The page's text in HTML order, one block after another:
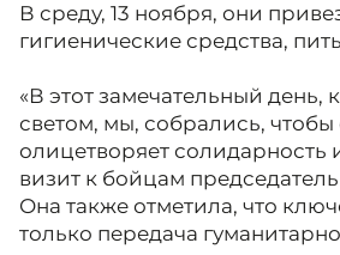
В среду, 13 ноября, они
гигиенические средства,
«В этот замечательный
светом, мы, собрались,
олицетворяет солидарность
визит к бойцам
Она также отметила, что
только передача